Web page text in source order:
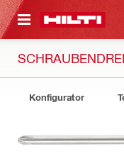
Konfigurator